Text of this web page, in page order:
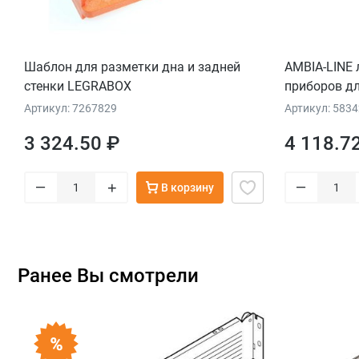
Шаблон для разметки дна и задней
стенки LEGRABOX
Артикул: 7267829
3 324.50 ₽
– + В корзину
AMBIA-
приборов
ящик, 4
черный
Артикул:
4
–
Ранее Вы смотрели